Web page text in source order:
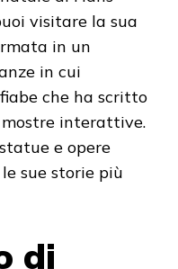
visitare la sua
in un
in cui
che ha scritto
interattive.
e opere
sue storie più
di